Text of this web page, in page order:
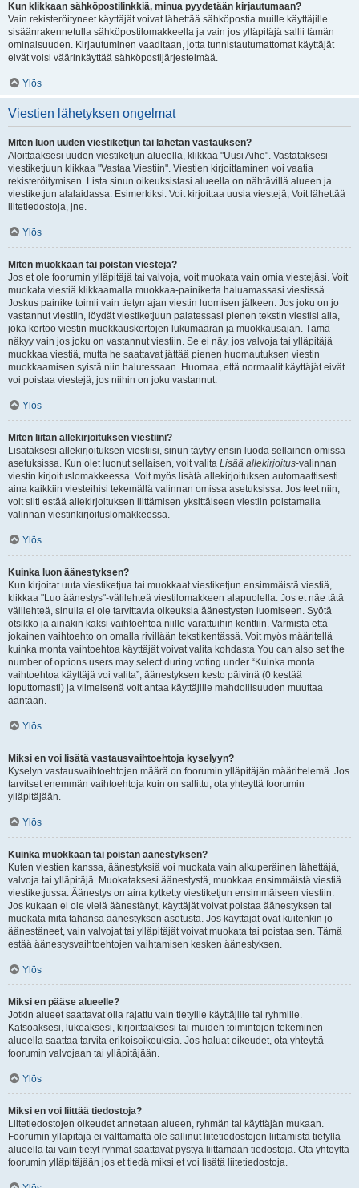
Kun klikkaan sähköpostilinkkiä, minua pyydetään kirjautumaan?
Vain rekisteröityneet käyttäjät voivat lähettää sähköpostia muille käyttäjille
sisäänrakennetulla sähköpostilomakkeella ja vain jos ylläpitäjä sallii tämän
ominaisuuden. Kirjautuminen vaaditaan, jotta tunnistautumattomat käyttäjät
eivät voisi väärinkäyttää sähköpostijärjestelmää.
Ylös
Viestien lähetyksen ongelmat
Miten luon uuden viestiketjun tai lähetän vastauksen?
Aloittaaksesi uuden viestiketjun alueella, klikkaa "Uusi Aihe". Vastataksesi
viestiketjuun klikkaa "Vastaa Viestiin". Viestien kirjoittaminen voi vaatia
rekisteröitymisen. Lista sinun oikeuksistasi alueella on nähtävillä alueen ja
viestiketjun alalaidassa. Esimerkiksi: Voit kirjoittaa uusia viestejä, Voit lähettää
liitetiedostoja, jne.
Ylös
Miten muokkaan tai poistan viestejä?
Jos et ole foorumin ylläpitäjä tai valvoja, voit muokata vain omia viestejäsi. Voit
muokata viestiä klikkaamalla muokkaa-painiketta haluamassasi viestissä.
Joskus painike toimii vain tietyn ajan viestin luomisen jälkeen. Jos joku on jo
vastannut viestiin, löydät viestiketjuun palatessasi pienen tekstin viestisi alla,
joka kertoo viestin muokkauskertojen lukumäärän ja muokkausajan. Tämä
näkyy vain jos joku on vastannut viestiin. Se ei näy, jos valvoja tai ylläpitäjä
muokkaa viestiä, mutta he saattavat jättää pienen huomautuksen viestin
muokkaamisen syistä niin halutessaan. Huomaa, että normaalit käyttäjät eivät
voi poistaa viestejä, jos niihin on joku vastannut.
Ylös
Miten liitän allekirjoituksen viestiini?
Lisätäksesi allekirjoituksen viestiisi, sinun täytyy ensin luoda sellainen omissa
asetuksissa. Kun olet luonut sellaisen, voit valita Lisää allekirjoitus-valinnan
viestin kirjoituslomakkeessa. Voit myös lisätä allekirjoituksen automaattisesti
aina kaikkiin viesteihisi tekemällä valinnan omissa asetuksissa. Jos teet niin,
voit silti estää allekirjoituksen liittämisen yksittäiseen viestiin poistamalla
valinnan viestinkirjoituslomakkeessa.
Ylös
Kuinka luon äänestyksen?
Kun kirjoitat uuta viestiketjua tai muokkaat viestiketjun ensimmäistä viestiä,
klikkaa "Luo äänestys"-välilehteä viestilomakkeen alapuolella. Jos et näe tätä
välilehteä, sinulla ei ole tarvittavia oikeuksia äänestysten luomiseen. Syötä
otsikko ja ainakin kaksi vaihtoehtoa niille varattuihin kenttiin. Varmista että
jokainen vaihtoehto on omalla rivillään tekstikentässä. Voit myös määritellä
kuinka monta vaihtoehtoa käyttäjät voivat valita kohdasta You can also set the
number of options users may select during voting under “Kuinka monta
vaihtoehtoa käyttäjä voi valita”, äänestyksen kesto päivinä (0 kestää
loputtomasti) ja viimeisenä voit antaa käyttäjille mahdollisuuden muuttaa
ääntään.
Ylös
Miksi en voi lisätä vastausvaihtoehtoja kyselyyn?
Kyselyn vastausvaihtoehtojen määrä on foorumin ylläpitäjän määrittelemä. Jos
tarvitset enemmän vaihtoehtoja kuin on sallittu, ota yhteyttä foorumin
ylläpitäjään.
Ylös
Kuinka muokkaan tai poistan äänestyksen?
Kuten viestien kanssa, äänestyksiä voi muokata vain alkuperäinen lähettäjä,
valvoja tai ylläpitäjä. Muokataksesi äänestystä, muokkaa ensimmäistä viestiä
viestiketjussa. Äänestys on aina kytketty viestiketjun ensimmäiseen viestiin.
Jos kukaan ei ole vielä äänestänyt, käyttäjät voivat poistaa äänestyksen tai
muokata mitä tahansa äänestyksen asetusta. Jos käyttäjät ovat kuitenkin jo
äänestäneet, vain valvojat tai ylläpitäjät voivat muokata tai poistaa sen. Tämä
estää äänestysvaihtoehtojen vaihtamisen kesken äänestyksen.
Ylös
Miksi en pääse alueelle?
Jotkin alueet saattavat olla rajattu vain tietyille käyttäjille tai ryhmille.
Katsoaksesi, lukeaksesi, kirjoittaaksesi tai muiden toimintojen tekeminen
alueella saattaa tarvita erikoisoikeuksia. Jos haluat oikeudet, ota yhteyttä
foorumin valvojaan tai ylläpitäjään.
Ylös
Miksi en voi liittää tiedostoja?
Liitetiedostojen oikeudet annetaan alueen, ryhmän tai käyttäjän mukaan.
Foorumin ylläpitäjä ei välttämättä ole sallinut liitetiedostojen liittämistä tietyllä
alueella tai vain tietyt ryhmät saattavat pystyä liittämään tiedostoja. Ota yhteyttä
foorumin ylläpitäjään jos et tiedä miksi et voi lisätä liitetiedostoja.